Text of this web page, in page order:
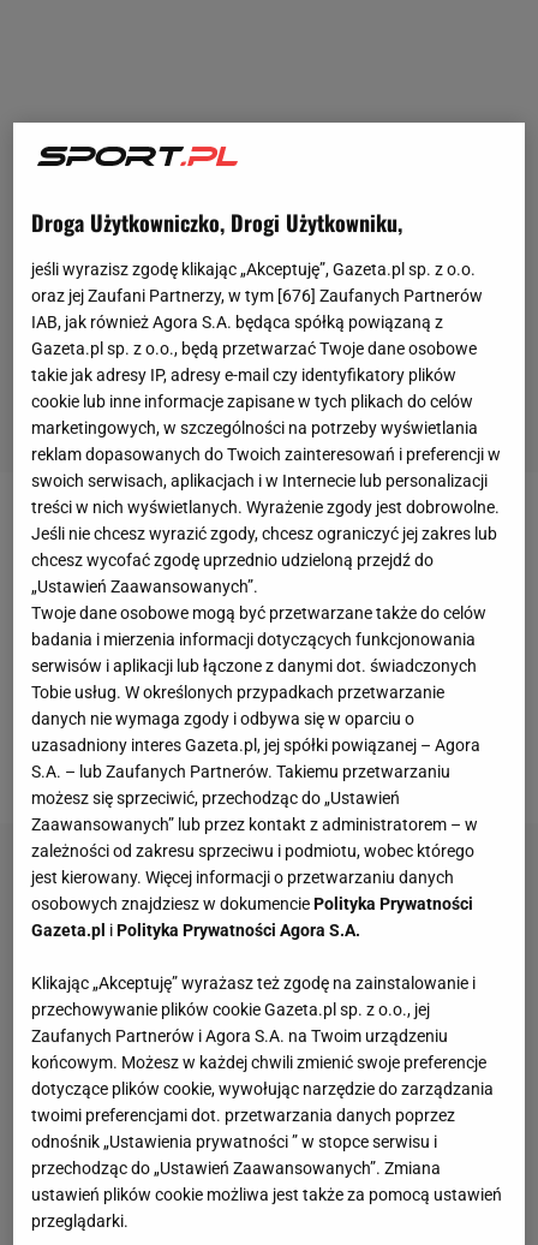
Iga Świątek (1.WTA) prezentuje rewelacyjną formę
w WTA Finals. Liderka rankingu WTA na początek
rywalizacji pokonała w dwóch setach Darię
Kasatkinę (8. WTA), pozwalając rywalce wygrać
jedynie 5 gemów. Tyle samo zdołała w czwartek
ugrać Caroline Garcia (6. WTA), a zwycięstwo nad
Francuzką zapewniło Polce awans do
półfinału
turnieju mistrzyń i to z pierwszego miejsca.
Droga Użytkowniczko, Drogi Użytkowniku,
jeśli wyrazisz zgodę klikając „Akceptuję”, Gazeta.pl sp. z o.o.
oraz jej Zaufani Partnerzy, w tym [676] Zaufanych Partnerów
IAB, jak również Agora S.A. będąca spółką powiązaną z
Gazeta.pl sp. z o.o., będą przetwarzać Twoje dane osobowe
takie jak adresy IP, adresy e-mail czy identyfikatory plików
cookie lub inne informacje zapisane w tych plikach do celów
marketingowych, w szczególności na potrzeby wyświetlania
reklam dopasowanych do Twoich zainteresowań i preferencji w
swoich serwisach, aplikacjach i w Internecie lub personalizacji
treści w nich wyświetlanych. Wyrażenie zgody jest dobrowolne.
Jeśli nie chcesz wyrazić zgody, chcesz ograniczyć jej zakres lub
chcesz wycofać zgodę uprzednio udzieloną przejdź do
„Ustawień Zaawansowanych”.
Twoje dane osobowe mogą być przetwarzane także do celów
badania i mierzenia informacji dotyczących funkcjonowania
serwisów i aplikacji lub łączone z danymi dot. świadczonych
Tobie usług. W określonych przypadkach przetwarzanie
danych nie wymaga zgody i odbywa się w oparciu o
uzasadniony interes Gazeta.pl, jej spółki powiązanej – Agora
S.A. – lub Zaufanych Partnerów. Takiemu przetwarzaniu
możesz się sprzeciwić, przechodząc do „Ustawień
Zaawansowanych” lub przez kontakt z administratorem – w
zależności od zakresu sprzeciwu i podmiotu, wobec którego
jest kierowany. Więcej informacji o przetwarzaniu danych
osobowych znajdziesz w dokumenciePolityka Prywatności
Gazeta.pl iPolityka Prywatności Agora S.A.
Klikając „Akceptuję” wyrażasz też zgodę na zainstalowanie i
przechowywanie plików cookie Gazeta.pl sp. z o.o., jej
Zaufanych Partnerów i Agora S.A. na Twoim urządzeniu
końcowym. Możesz w każdej chwili zmienić swoje preferencje
dotyczące plików cookie, wywołując narzędzie do zarządzania
twoimi preferencjami dot. przetwarzania danych poprzez
odnośnik „Ustawienia prywatności ” w stopce serwisu i
przechodząc do „Ustawień Zaawansowanych”. Zmiana
ustawień plików cookie możliwa jest także za pomocą ustawień
przeglądarki.